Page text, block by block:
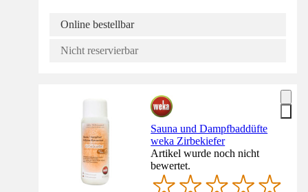
Online bestellbar
Nicht reservierbar
Sauna und Dampfbaddüfte
weka Zirbekiefer
Artikel wurde noch nicht
bewertet.